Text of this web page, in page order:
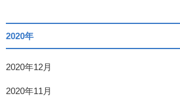
2020年
2020年12月
2020年11月